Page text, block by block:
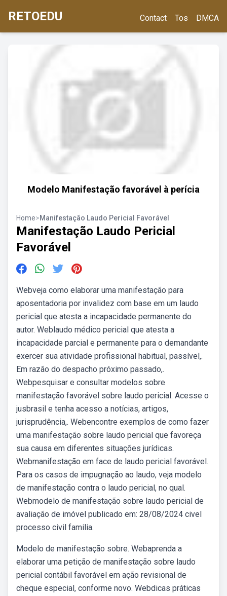
RETOEDU Contact Tos DMCA
Modelo Manifestação favorável à perícia
Home>Manifestação Laudo Pericial Favorável
Manifestação Laudo Pericial
Favorável
Webveja como elaborar uma manifestação para
aposentadoria por invalidez com base em um laudo
pericial que atesta a incapacidade permanente do
autor. Weblaudo médico pericial que atesta a
incapacidade parcial e permanente para o demandante
exercer sua atividade profissional habitual, passível,.
Em razão do despacho próximo passado,.
Webpesquisar e consultar modelos sobre
manifestação favorável sobre laudo pericial. Acesse o
jusbrasil e tenha acesso a notícias, artigos,
jurisprudência,. Webencontre exemplos de como fazer
uma manifestação sobre laudo pericial que favoreça
sua causa em diferentes situações jurídicas.
Webmanifestação em face de laudo pericial favorável.
Para os casos de impugnação ao laudo, veja modelo
de manifestação contra o laudo pericial, no qual.
Webmodelo de manifestação sobre laudo pericial de
avaliação de imóvel publicado em: 28/08/2024 civel
processo civil familia.
Modelo de manifestação sobre. Webaprenda a
elaborar uma petição de manifestação sobre laudo
pericial contábil favorável em ação revisional de
cheque especial, conforme novo. Webdicas práticas